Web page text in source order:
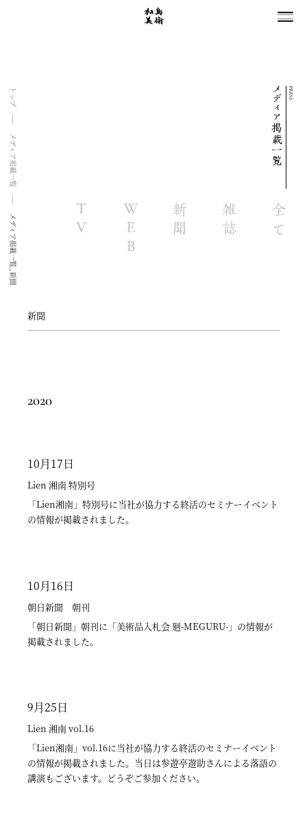
トップ
メディア掲載一覧
メディア掲載一覧_新聞
PRESS
新聞
2020
10月17日
Lien 湘南 特別号
「Lien湘南」特別号に当社が協力する終活のセミナーイベント
の情報が掲載されました。
10月16日
朝日新聞 朝刊
「朝日新聞」朝刊に「美術品入札会 廻-MEGURU-」の情報が
掲載されました。
9月25日
Lien 湘南 vol.16
「Lien湘南」vol.16に当社が協力する終活のセミナーイベント
の情報が掲載されました。当日は参遊亭遊助さんによる落語の
講演もございます。どうぞご参加ください。
8月30日
読売新聞
8月30日 「読売新聞」に「小早川秋聲―無限のひろがりと寂け
さと―」の展示会情報が紹介されました。
8月30日
「Lien湘南」「Lien相模原」
8月30日 「Lien湘南」および「Lien相模原」に「小早川秋聲―
無限のひろがりと寂けさと―」の展示会情報が紹介されまし
3月19日
朝日新聞
3月19日 朝日新聞の夕刊に「バック・トゥ・ザ 江戸絵画〜若
冲・蕭白・蘆雪・白隠〜」の展示会情報が紹介されました。
9月27日
読売新聞
9月27日 読売新聞の朝刊に「SEITEIリターンズ！！〜渡邊省亭
展〜」の展示会情報が紹介されました。
9月11日
朝日新聞
9月11日 朝日新聞の夕刊に「SEITEIリターンズ！！〜渡邊省亭
展〜」の展示会情報が紹介されました。
6月22日
朝日新聞
6月22日 朝日新聞の夕刊に「七夕入札会」紹介記事が掲載され
ました。
10月5日
信濃毎日新聞
10月5日 信濃毎日新聞に、美祭BISAI-トークイベントについて
の紹介記事が掲載されました。
8月24日
産経新聞
8月24日 産経新聞 朝刊に加島美術が94年ぶりに発見した鏑木清
方の幽霊図「茶を献ずるお菊さん」についての紹介記事が掲載
8月17日
毎日新聞
8月17日 毎日新聞 夕刊に加島美術が94年ぶりに発見した鏑木清
方の幽霊図「茶を献ずるお菊さん」についての紹介記事が掲載
11月13日
雪国TODAY
11月13日 雪国TODAYに「美術品無料査定・鑑定会 in 秋田」イ
ベント告知を掲載しました。
10月22日
スポーツ報知
10月22日 スポーツ報知に「中孝介ミニライブ」紹介記事が掲載
されました
9月13日
朝日新聞 夕刊マリオン
9月13日 朝日新聞 夕刊マリオン「六田知弘展「火・風ノ貌
KA・FU NO BO」紹介記事が掲載されました。
11月21日
The Japan Times
11月21日 The Japan Times 「ロム・ヴィラセラン展 -庭園の
想像力-」紹介記事が掲載されました。
11月14日
東京新聞
11月14日 東京新聞 朝刊 「ロム・ヴィラセラン展 -庭園の想像
力-」紹介記事が掲載されました。
11月11日
朝日新聞
11月11日 朝日新聞 夕刊 「ロム・ヴィラセラン展 -庭園の想像
力-」紹介記事が掲載されました。
9月12日
日経BIZ Style
9月12日 日経BIZ Style 2014年9月号特別版 加島美術が掲載さ
れました。
9月11日
東京新聞
9月11日 東京新聞 朝刊 六田知弘展「地・空ノ貌 CHI・KU
NO BO」紹介記事が掲載されました。
9月1日
新美術新聞
9月1日 新美術新聞2014年9月1日号 写真家 六田知弘展「水ノ
貌 MIZU NO BO」紹介記事が掲載されました。